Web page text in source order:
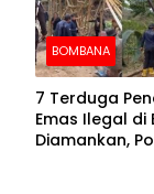
BOMBANA
7 Terduga
Emas Ilegal di
Diamankan,